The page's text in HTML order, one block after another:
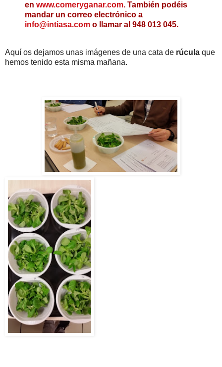
en www.comeryganar.com. También podéis
mandar un correo electrónico a
info@intiasa.com o llamar al 948 013 045.
Aquí os dejamos unas imágenes de una cata de rúcula que
hemos tenido esta misma mañana.